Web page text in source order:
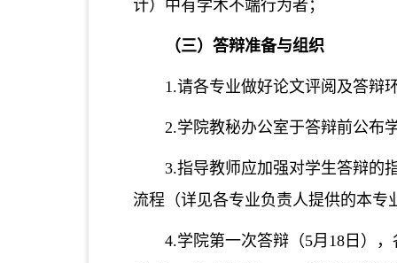
计）中有学术不端行为者；
（三）答辩准备与组织
1.请各专业做好论文评阅及答辩
2.学院教秘办公室于答辩前公布
3.指导教师应加强对学生答辩的
流程（详见各专业负责人提供的本
4.学院第一次答辩 （5月 18 日 ）